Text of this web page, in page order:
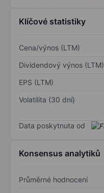
Klíčové statistiky
Cena/výnos (LTM)
Dividendový výnos (LTM)
EPS (LTM)
Volatilita (30 dní)
Data poskytnuta od
Konsensus analytiků
Průměrné hodnocení